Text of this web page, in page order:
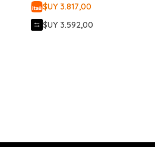
$UY 3.817,00
$UY 3.592,00